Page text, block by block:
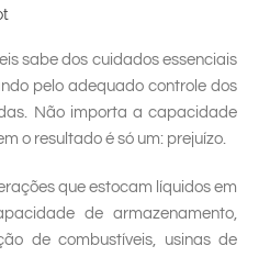
sabe dos cuidados essenciais
pelo adequado controle dos
Não importa a capacidade
o resultado é só um: prejuízo.
que estocam líquidos em
de armazenamento,
de combustíveis, usinas de